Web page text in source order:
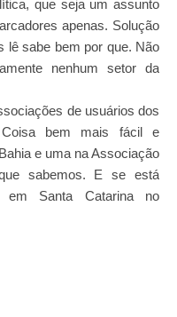
que seja um assunto
apenas. Solução
lê sabe bem por que. Não
nenhum setor da
de usuários dos
Coisa bem mais fácil e
e uma na Associação
sabemos. E se está
em Santa Catarina no